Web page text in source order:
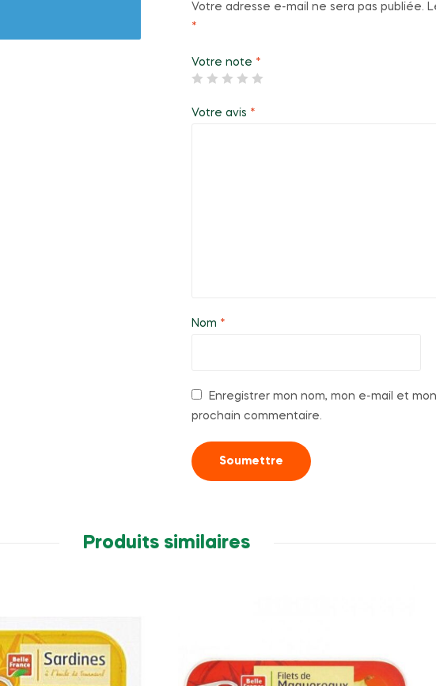
Votre adresse e-mail ne sera pas publiée.
*
Votre note *
Votre avis *
Nom *
Enregistrer mon nom, mon e-mail et
prochain commentaire.
Produits similaires